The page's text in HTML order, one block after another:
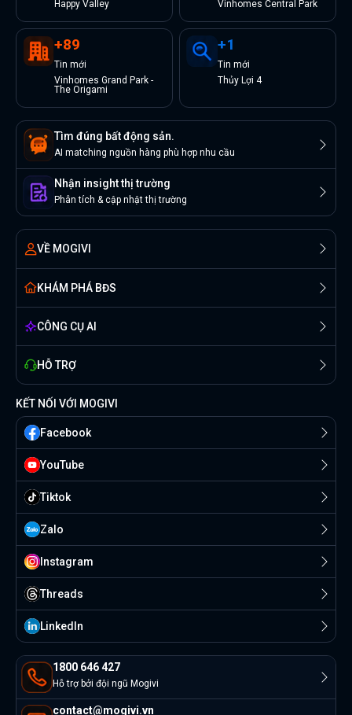
Happy Valley
Vinhomes Central Park
+89
Tin mới
Vinhomes Grand Park -
The Origami
+1
Tin mới
Thủy Lợi 4
Tìm đúng bất động sản.
AI matching nguồn hàng phù hợp nhu cầu
Nhận insight thị trường
Phân tích & cập nhật thị trường
VỀ MOGIVI
KHÁM PHÁ BĐS
CÔNG CỤ AI
HỖ TRỢ
1800 646 427
Hỗ trợ bởi đội ngũ Mogivi
contact@mogivi.vn
KẾT NỐI VỚI MOGIVI
Facebook
YouTube
Tiktok
Zalo
Instagram
Threads
Linkedln